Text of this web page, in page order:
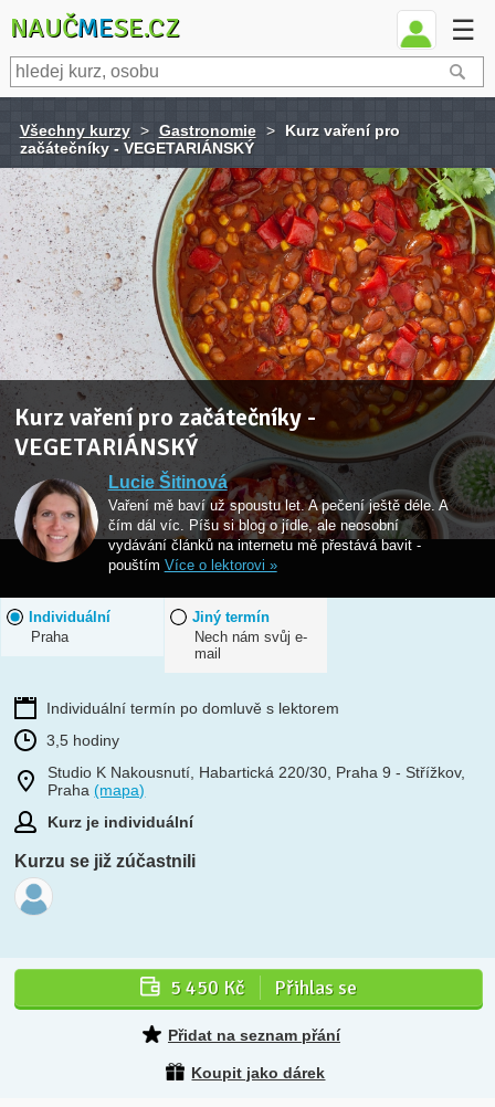
NAUČMESE.CZ ☰
Všechny kurzy > Gastronomie >
Kurz vaření pro
začátečníky - VEGETARIÁNSKÝ
Kurz vaření pro začátečníky -
VEGETARIÁNSKÝ
Lucie Šitinová
Vaření mě baví už spoustu let. A pečení ještě déle. A
čím dál víc. Píšu si blog o jídle, ale neosobní
vydávání článků na internetu mě přestává bavit -
pouštím Více o lektorovi »
Individuální
Praha
Jiný termín
Nech nám svůj e-
mail
Individuální termín po domluvě s lektorem
3,5 hodiny
Studio K Nakousnutí, Habartická 220/30, Praha 9 - Střížkov,
Praha(mapa)
Kurz je individuální
Kurzu se již zúčastnili
5 450 Kč Přihlas se
Přidat na seznam přání
Koupit jako dárek